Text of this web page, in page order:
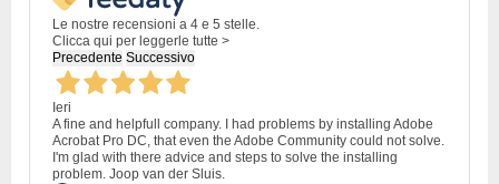
Le nostre recensioni a 4 e 5 stelle.
Clicca qui per leggerle tutte >
Precedente Successivo
Ieri
A fine and helpfull company. I had problems by installing Adobe
Acrobat Pro DC, that even the Adobe Community could not solve.
I'm glad with there advice and steps to solve the installing
problem. Joop van der Sluis.